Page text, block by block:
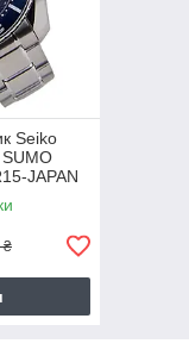
Seiko
JAPAN
₴